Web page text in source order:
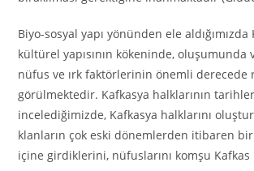
Biyo-sosyal yapı yönünden ele aldığımızda
kültürel yapısının kökeninde, oluşumunda
nüfus ve ırk faktörlerinin önemli derecede
görülmektedir. Kafkasya halklarının
incelediğimizde, Kafkasya halklarını
klanların çok eski dönemlerden itibaren
içine girdiklerini, nüfuslarını komşu Kafkas